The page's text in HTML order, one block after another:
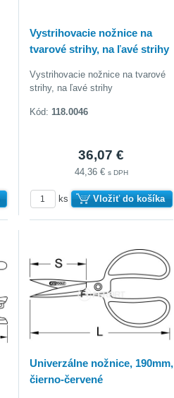
Vystrihovacie nožnice na
tvarové strihy, na ľavé strihy
Vystrihovacie nožnice na tvarové
strihy, na ľavé strihy
Kód: 118.0046
36,07 €
44,36 € s DPH
ks Vložiť do košíka
Univerzálne nožnice, 190mm,
čierno-červené